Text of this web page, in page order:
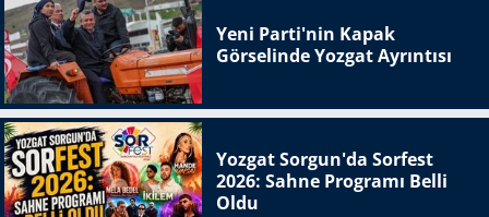
Yeni Parti'nin Kapak
Görselinde Yozgat Ayrıntısı
Yozgat Sorgun'da Sorfest
2026: Sahne Programı Belli
Oldu